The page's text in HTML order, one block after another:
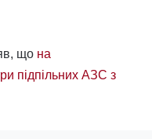
що на
підпільних АЗС з